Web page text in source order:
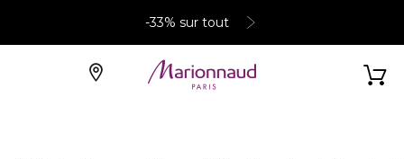
-33% sur tout